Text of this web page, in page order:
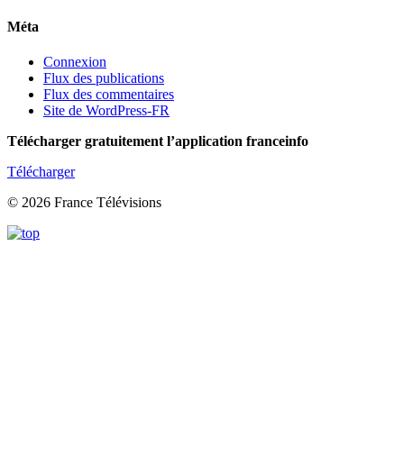
Méta
Connexion
Flux des publications
Flux des commentaires
Site de WordPress-FR
Télécharger gratuitement l’application franceinfo
Télécharger
© 2026 France Télévisions